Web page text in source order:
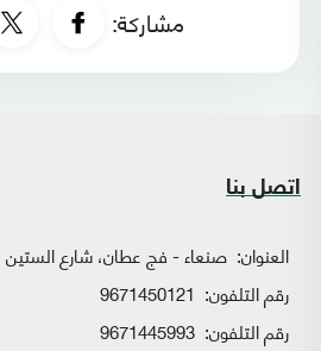
مشاركة:
اتصل بنا
العنوان: صنعاء - فج عطان، شارع الستين
رقم التلفون: 9671450121
رقم التلفون: 9671445993